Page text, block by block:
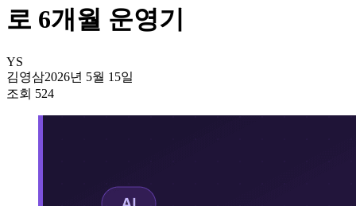
로 6개월 운영기
YS
김영삼2026년 5월 15일
조회 524